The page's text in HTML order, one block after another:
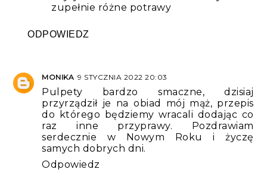
zupełnie różne potrawy
ODPOWIEDZ
MONIKA 9 STYCZNIA 2022 20:03
Pulpety bardzo smaczne, dzisiaj
przyrządził je na obiad mój mąż, przepis
do którego będziemy wracali dodając co
raz inne przyprawy. Pozdrawiam
serdecznie w Nowym Roku i życzę
samych dobrych dni.
Odpowiedz